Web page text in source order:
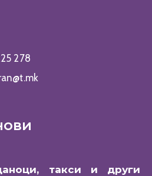
278
такси и други